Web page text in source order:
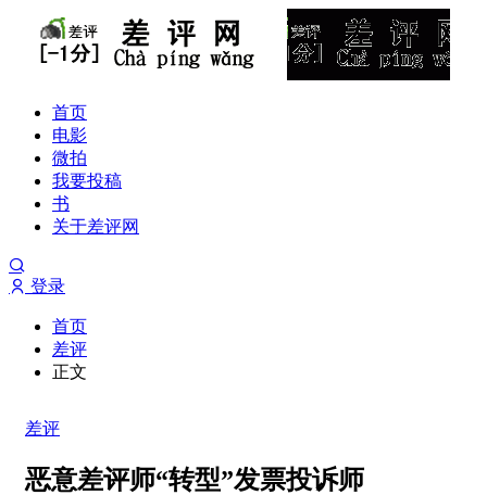
首页
电影
微拍
我要投稿
书
关于差评网
登录
首页
差评
正文
差评
恶意差评师“转型”发票投诉师